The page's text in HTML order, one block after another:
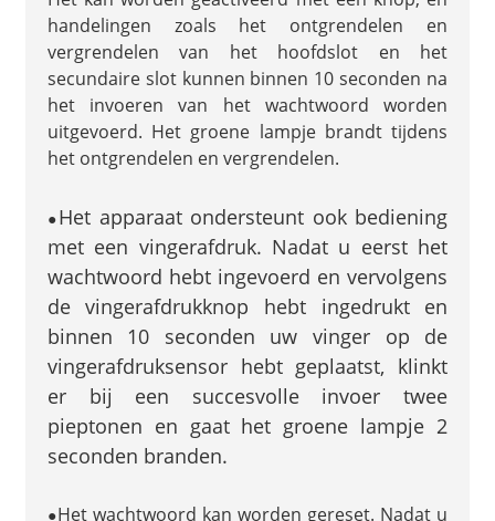
handelingen zoals het ontgrendelen en
vergrendelen van het hoofdslot en het
secundaire slot kunnen binnen 10 seconden na
het invoeren van het wachtwoord worden
uitgevoerd. Het groene lampje brandt tijdens
het ontgrendelen en vergrendelen.
●Het apparaat ondersteunt ook bediening
met een vingerafdruk. Nadat u eerst het
wachtwoord hebt ingevoerd en vervolgens
de vingerafdrukknop hebt ingedrukt en
binnen 10 seconden uw vinger op de
vingerafdruksensor hebt geplaatst, klinkt
er bij een succesvolle invoer twee
pieptonen en gaat het groene lampje 2
seconden branden.
●Het wachtwoord kan worden gereset. Nadat u